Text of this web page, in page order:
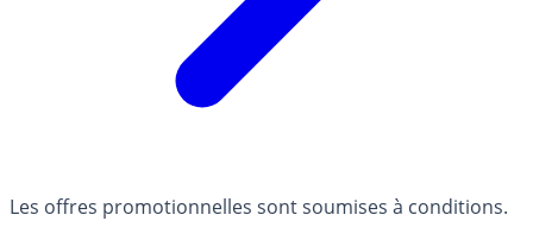
Les offres promotionnelles sont soumises à conditions.